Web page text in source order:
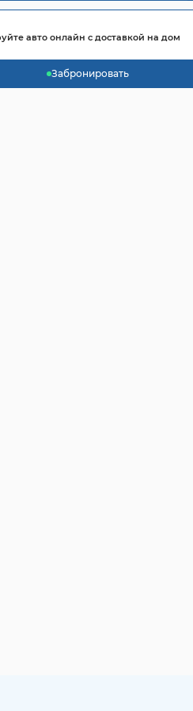
авто онлайн с доставкой на дом
Забронировать